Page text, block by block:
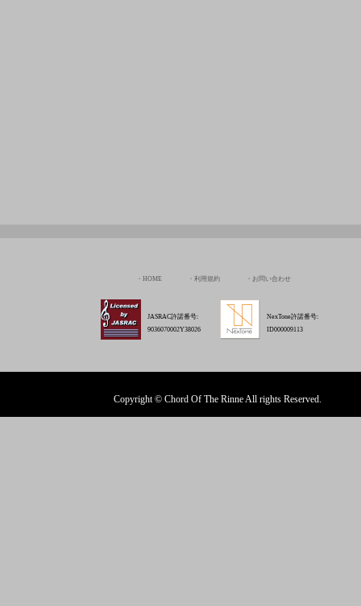
HOME 利用規約 お問い合わせ
JASRAC許諾番号:
9036070002Y38026
NexTone許諾番号:
ID000009113
Copyright © Chord Of The Rinne All rights Reserved.